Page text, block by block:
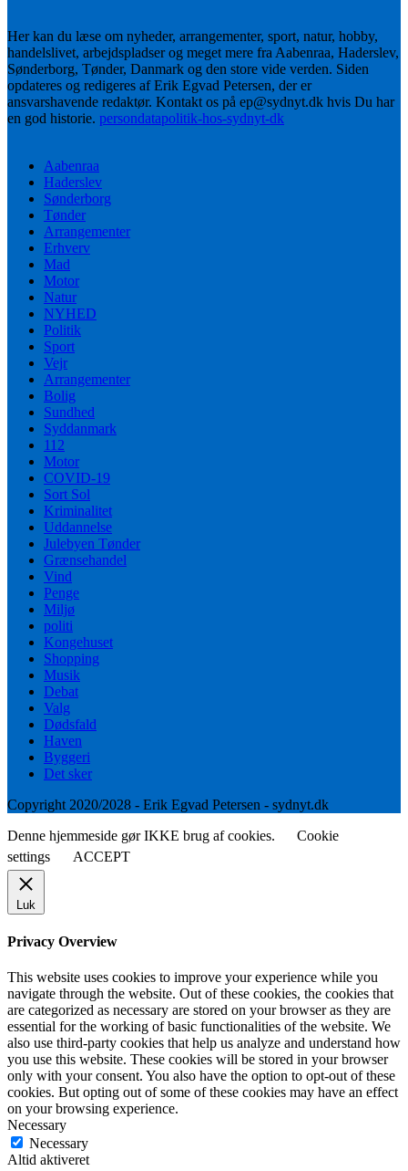
Her kan du læse om nyheder, arrangementer, sport, natur, hobby,
handelslivet, arbejdspladser og meget mere fra Aabenraa, Haderslev,
Sønderborg, Tønder, Danmark og den store vide verden. Siden
opdateres og redigeres af Erik Egvad Petersen, der er
ansvarshavende redaktør. Kontakt os på ep@sydnyt.dk hvis Du har
en god historie. persondatapolitik-hos-sydnyt-dk
Aabenraa
Haderslev
Sønderborg
Tønder
Arrangementer
Erhverv
Mad
Motor
Natur
NYHED
Politik
Sport
Vejr
Arrangementer
Bolig
Sundhed
Syddanmark
112
Motor
COVID-19
Sort Sol
Kriminalitet
Uddannelse
Julebyen Tønder
Grænsehandel
Vind
Penge
Miljø
politi
Kongehuset
Shopping
Musik
Debat
Valg
Dødsfald
Haven
Byggeri
Det sker
Copyright 2020/2028 - Erik Egvad Petersen - sydnyt.dk
Denne hjemmeside gør IKKE brug af cookies.
Cookie
settings
ACCEPT
Luk
Privacy Overview
This website uses cookies to improve your experience while you
navigate through the website. Out of these cookies, the cookies that
are categorized as necessary are stored on your browser as they are
essential for the working of basic functionalities of the website. We
also use third-party cookies that help us analyze and understand how
you use this website. These cookies will be stored in your browser
only with your consent. You also have the option to opt-out of these
cookies. But opting out of some of these cookies may have an effect
on your browsing experience.
Necessary
Necessary
Altid aktiveret